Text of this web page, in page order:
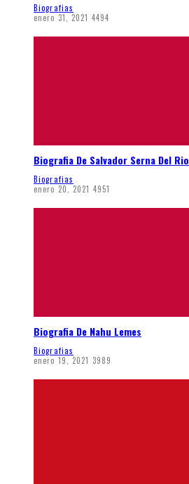
Biografias
enero 31, 2021 4494
Biografia De Salvador Serna Del Rio
Biografias
enero 20, 2021 4951
Biografia De Nahu Lemes
Biografias
enero 19, 2021 3989